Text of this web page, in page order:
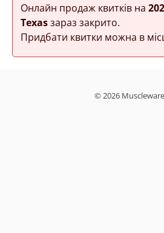
Онлайн продаж квитків на
Texasзараз закрито.
Придбати квитки можна в
© 2026